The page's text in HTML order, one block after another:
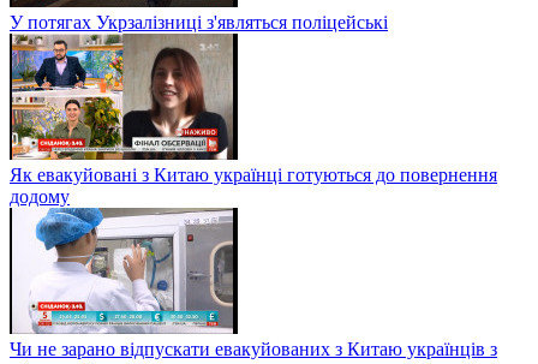
У потягах Укрзалізниці з'являться поліцейські
Як евакуйовані з Китаю українці готуються до повернення
додому
Чи не зарано відпускати евакуйованих з Китаю українців з